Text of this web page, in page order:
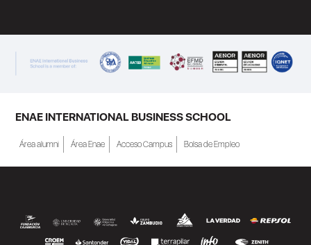
ENAE INTERNATIONAL BUSINESS SCHOOL
Área alumni Área Enae Acceso Campus Bolsa de Empleo